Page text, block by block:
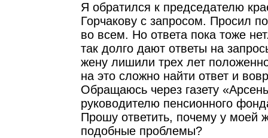
Я обратился к председателю
Горчакову с запросом. Просил
во всем. Но ответа пока тоже
так долго дают ответы на
жену лишили трех лет
на это сложно найти ответ и
Обращаюсь через газету
руководителю пенсионного
Прошу ответить, почему у моей
подобные проблемы?